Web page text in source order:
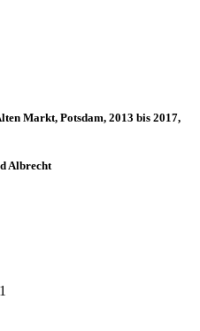
Markt, Potsdam, 2013 bis 2017,
Albrecht